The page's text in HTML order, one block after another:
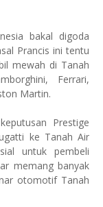
bakal digoda
Prancis ini tentu
mewah di Tanah
Ferrari,
Martin.
Prestige
ke Tanah Air
untuk pembeli
memang banyak
otomotif Tanah